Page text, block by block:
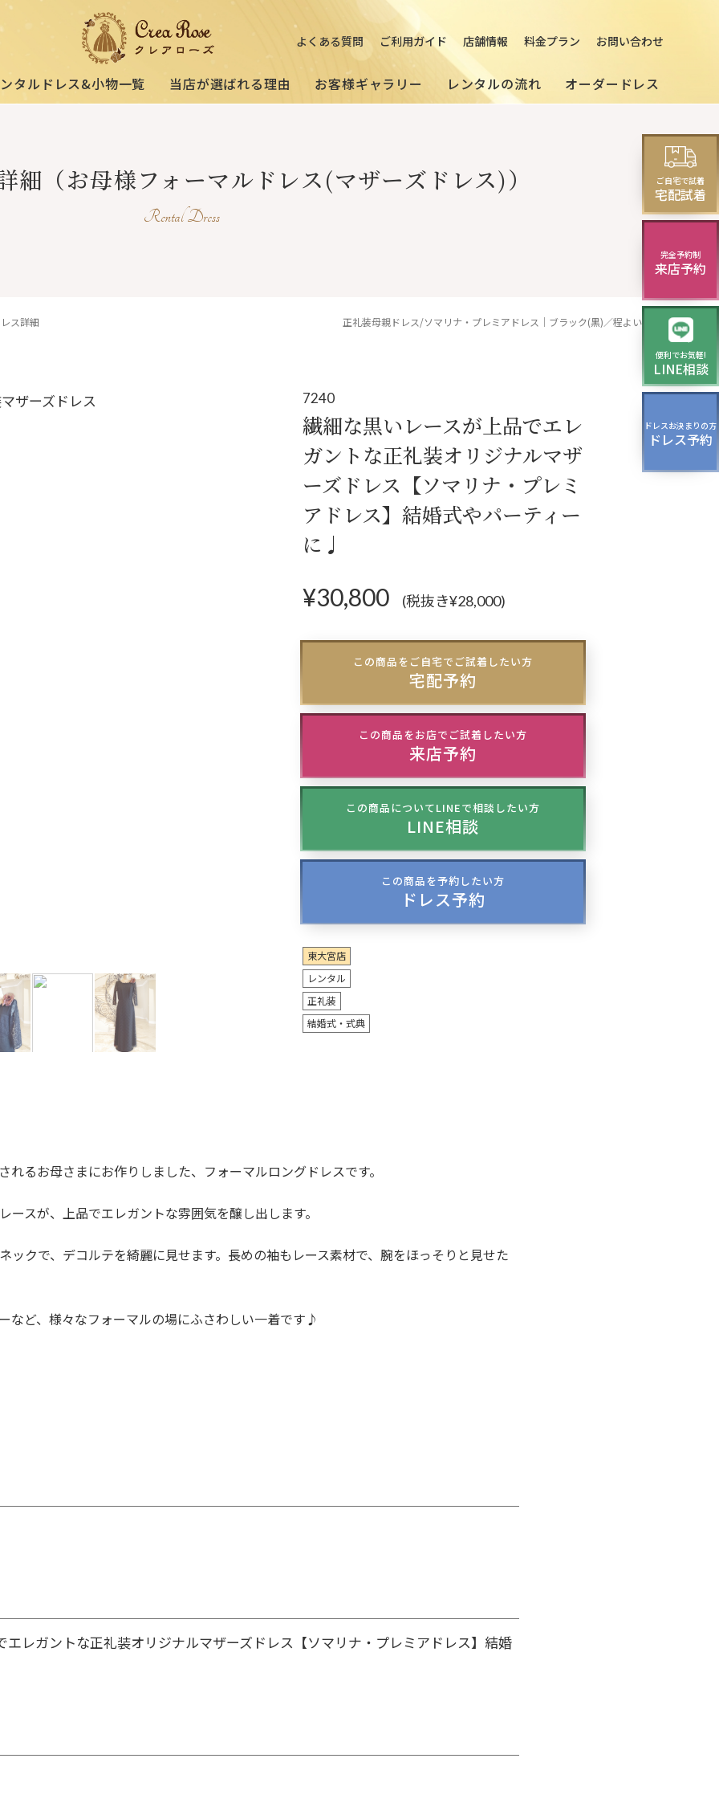
よくある質問 ご利用ガイド 店舗情報 料金プラン お問い合わせ
タルドレス&小物一覧
フォーマルドレス
(40～50代の方向け)
フォーマルドレス
(おばあ様向け)
パーティードレス
(20～30代の方向け)
演奏会・発表会・舞台用
華やかロングドレス・
当店が選ばれる理由 お客様ギャラリー レンタルの流れ
[宅配]
試着・レンタルの流れ
[来店]
試着・レンタルの流れ
オーダードレス
オーダードレス
セミオーダードレス
(セレクトプラン)
細 （お母様フォーマルドレス(マザーズドレス)）
Rental Dress
ス詳細
7240
繊細な黒いレースが上品でエレ
ガントな正礼装オリジナルマザ
ーズドレス【ソマリナ・プレミ
アドレス】結婚式やパーティー
に♩
¥30,800 (税抜き¥28,000)
この商品をご自宅でご試着したい方
宅配予約
この商品をお店でご試着したい方
来店予約
この商品についてLINEで相談したい方
LINE相談
この商品を予約したい方
ドレス予約
東大宮店
レンタル
正礼装
結婚式・式典
れるお母さまにお作りしました、フォーマルロングドレスです。
ースが、上品でエレガントな雰囲気を醸し出します。
ックで、デコルテを綺麗に見せます。長めの袖もレース素材で、腕をほっそりと見せた
など、様々なフォーマルの場にふさわしい一着です♪
エレガントな正礼装オリジナルマザーズドレス【ソマリナ・プレミアドレス】結婚
ご自宅で試着
宅配試着
完全予約制
来店予約
便利でお気軽!
LINE相談
ドレスお決まりの方
ドレス予約